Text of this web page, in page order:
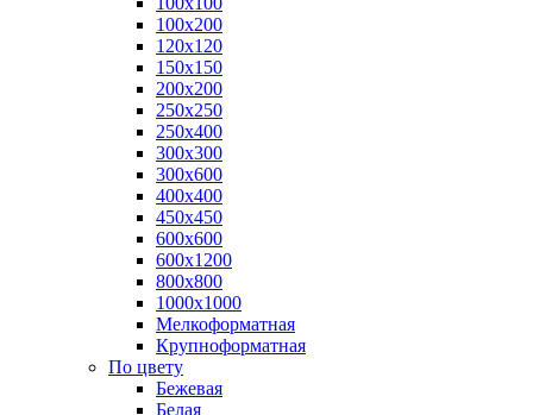
100х200
120х120
150х150
200х200
250х250
250х400
300х300
300х600
400х400
450х450
600х600
600х1200
800х800
1000х1000
Мелкоформатная
Крупноформатная
По цвету
Бежевая
Белая